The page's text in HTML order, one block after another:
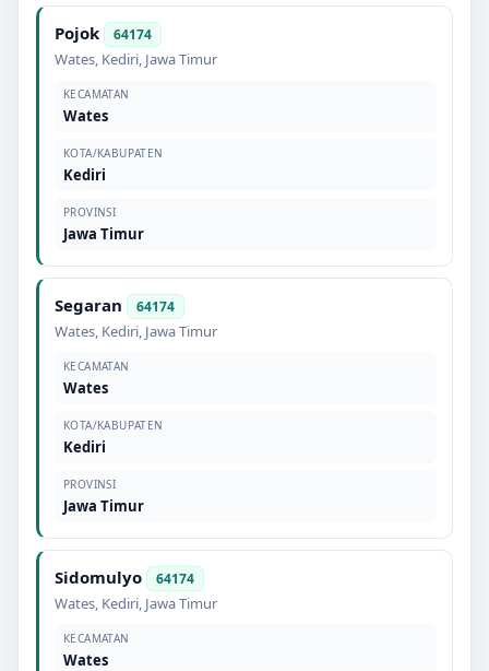
Pojok 64174
Wates, Kediri, Jawa Timur
KECAMATAN
Wates
KOTA/KABUPATEN
Kediri
PROVINSI
Jawa Timur
Segaran 64174
Wates, Kediri, Jawa Timur
KECAMATAN
Wates
KOTA/KABUPATEN
Kediri
PROVINSI
Jawa Timur
Sidomulyo 64174
Wates, Kediri, Jawa Timur
KECAMATAN
Wates